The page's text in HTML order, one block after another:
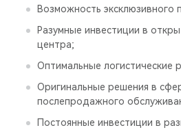
Возможность эксклюзивного
Разумные инвестиции в
центра;
Оптимальные логистические
Оригинальные решения в
послепродажного
Постоянные инвестиции в